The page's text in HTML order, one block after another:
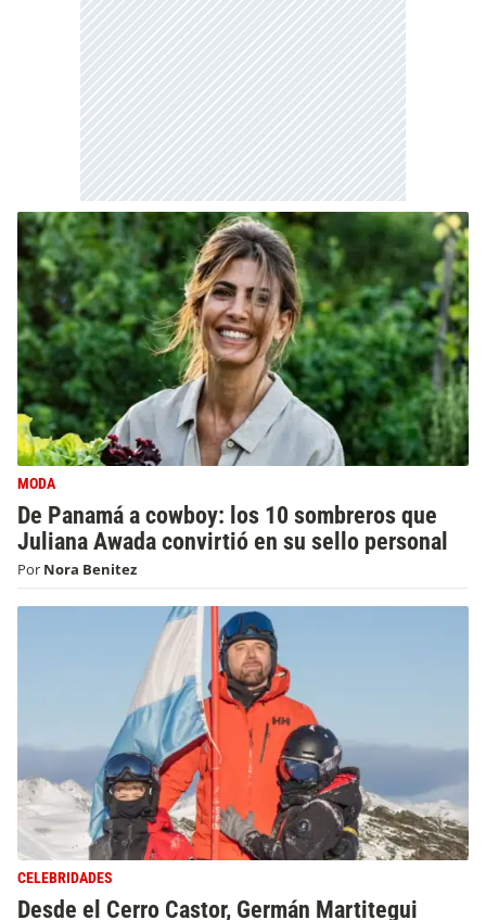
MODA
De Panamá a cowboy: los 10 sombreros que
Juliana Awada convirtió en su sello personal
Por Nora Benitez
CELEBRIDADES
Desde el Cerro Castor, Germán Martitegui